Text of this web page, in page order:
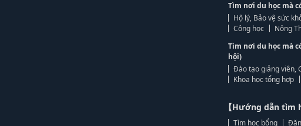
Tìm nơi du học mà
Hộ lý, Bảo vệ sức
Công học
Nông
Tìm nơi du học mà
hội)
Đào tạo giảng viên,
Khoa học tổng hợp
【Hướng dẫn tìm
Tìm học bổng